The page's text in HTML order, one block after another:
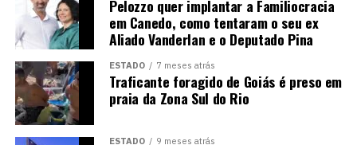
Pelozzo quer implantar a Familiocracia
em Canedo, como tentaram o seu ex
Aliado Vanderlan e o Deputado Pina
ESTADO 7 meses atrás
Traficante foragido de Goiás é preso em
praia da Zona Sul do Rio
ESTADO 9 meses atrás